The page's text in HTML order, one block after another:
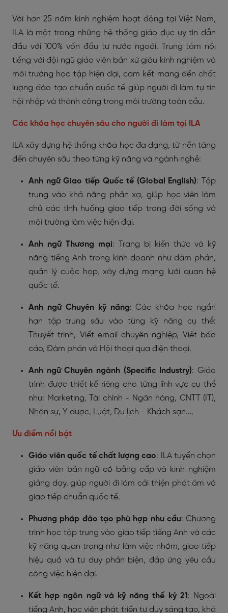
Với hơn 25 năm kinh nghiệm hoạt động tại Việt Nam,
ILA là một trong những hệ thống giáo dục uy tín dẫn
đầu với 100% vốn đầu tư nước ngoài. Trung tâm nổi
tiếng với đội ngũ giáo viên bản xứ giàu kinh nghiệm và
môi trường học tập hiện đại, cam kết mang đến chất
lượng đào tạo chuẩn quốc tế giúp người đi làm tự tin
hội nhập và thành công trong môi trường toàn cầu.
Các khóa học chuyên sâu cho người đi làm tại ILA
ILA xây dựng hệ thống khóa học đa dạng, từ nền tảng
đến chuyên sâu theo từng kỹ năng và ngành nghề:
Anh ngữ Giao tiếp Quốc tế (Global English): Tập
trung vào khả năng phản xạ, giúp học viên làm
chủ các tình huống giao tiếp trong đời sống và
môi trường làm việc hiện đại.
Anh ngữ Thương mại: Trang bị kiến thức và kỹ
năng tiếng Anh trong kinh doanh như đàm phán,
quản lý cuộc họp, xây dựng mạng lưới quan hệ
quốc tế.
Anh ngữ Chuyên kỹ năng: Các khóa học ngắn
hạn tập trung sâu vào từng kỹ năng cụ thể:
Thuyết trình, Viết email chuyên nghiệp, Viết báo
cáo, Đàm phán và Hội thoại qua điện thoại.
Anh ngữ Chuyên ngành (Specific Industry): Giáo
trình được thiết kế riêng cho từng lĩnh vực cụ thể
như: Marketing, Tài chính - Ngân hàng, CNTT (IT),
Nhân sự, Y dược, Luật, Du lịch - Khách sạn....
Ưu điểm nổi bật
Giáo viên quốc tế chất lượng cao: ILA tuyển chọn
giáo viên bản ngữ có bằng cấp và kinh nghiệm
giảng dạy, giúp người đi làm cải thiện phát âm và
giao tiếp chuẩn quốc tế.
Phương pháp đào tạo phù hợp nhu cầu: Chương
trình học tập trung vào giao tiếp tiếng Anh và các
kỹ năng quan trọng như làm việc nhóm, giao tiếp
hiệu quả và tư duy phản biện, đáp ứng yêu cầu
công việc hiện đại.
Kết hợp ngôn ngữ và kỹ năng thế kỷ 21 : Ngoài
tiếng Anh, học viên phát triển tư duy sáng tạo, khả